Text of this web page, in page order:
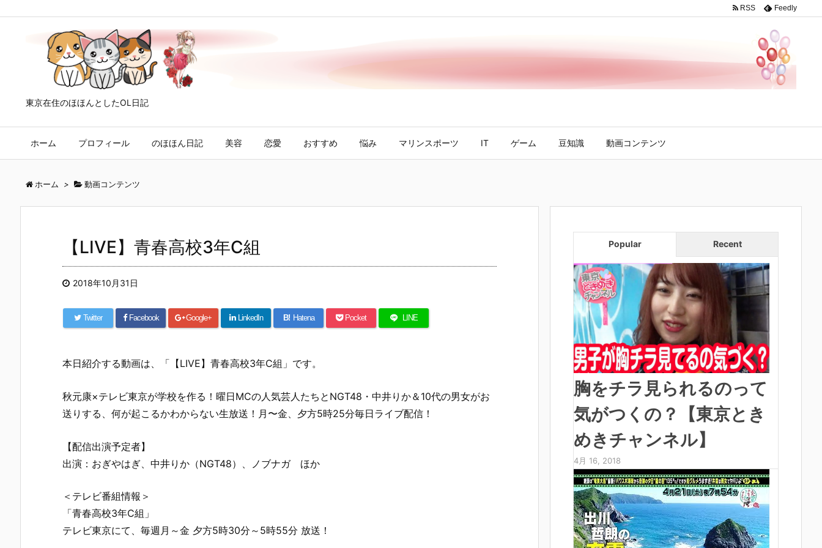
東京在住のほほんとしたOL日記
ホーム プロフィール のほほん日記 美容 恋愛 おすすめ 悩み マリンスポーツ IT ゲーム 豆知識 動画コンテンツ
RSS Feedly
ホーム > 動画コンテンツ
【LIVE】青春高校3年C組
2018年10月31日
Twitter Facebook Google+ LinkedIn B! Hatena Pocket LINE
本日紹介する動画は、「【LIVE】青春高校3年C組」です。
秋元康×テレビ東京が学校を作る！曜日MCの人気芸人たちとNGT48・中井りか＆10代の男女がお
送りする、何が起こるかわからない生放送！月〜金、夕方5時25分毎日ライブ配信！
【配信出演予定者】
出演：おぎやはぎ、中井りか（NGT48）、ノブナガ ほか
＜テレビ番組情報＞
「青春高校3年C組」
テレビ東京にて、毎週月～金 夕方5時30分～5時55分 放送！
Popular Recent
胸をチラ見られるのって
気がつくの？【東京とき
めきチャンネル】
4月 16, 2018